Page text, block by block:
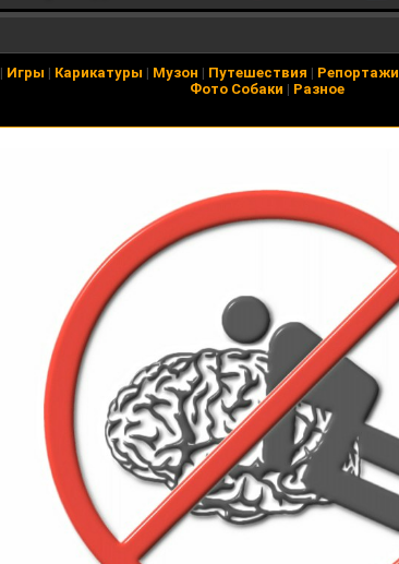
| Игры | Карикатуры | Музон | Путешествия | Репортажи
Фото Собаки | Разное